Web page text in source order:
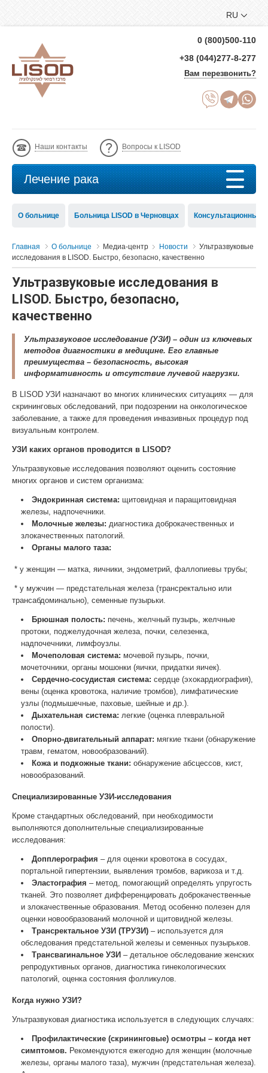
RU
0 (800)500-110
+38 (044)277-8-277
Вам перезвонить?
Наши контакты Вопросы к LISOD
Лечение рака
О больнице Больница LISOD в Черновцах Консультационный
Главная О больнице Медиа-центр Новости
Ультразвуковые
исследования в LISOD. Быстро, безопасно, качественно
Ультразвуковые исследования в
LISOD. Быстро, безопасно,
качественно
Ультразвуковое исследование (УЗИ) – один из ключевых
методов диагностики в медицине. Его главные
преимущества – безопасность, высокая
информативность и отсутствие лучевой нагрузки.
В LISOD УЗИ назначают во многих клинических ситуациях — для
скрининговых обследований, при подозрении на онкологическое
заболевание, а также для проведения инвазивных процедур под
визуальным контролем.
УЗИ каких органов проводится в LISOD?
Ультразвуковые исследования позволяют оценить состояние
многих органов и систем организма:
Эндокринная система: щитовидная и паращитовидная
железы, надпочечники.
Молочные железы: диагностика доброкачественных и
злокачественных патологий.
Органы малого таза:
* у женщин — матка, яичники, эндометрий, фаллопиевы трубы;
* у мужчин — предстательная железа (трансректально или
трансабдоминально), семенные пузырьки.
Брюшная полость: печень, желчный пузырь, желчные
протоки, поджелудочная железа, почки, селезенка,
надпочечники, лимфоузлы.
Мочеполовая система: мочевой пузырь, почки,
мочеточники, органы мошонки (яички, придатки яичек).
Сердечно-сосудистая система: сердце (эхокардиография),
вены (оценка кровотока, наличие тромбов), лимфатические
узлы (подмышечные, паховые, шейные и др.).
Дыхательная система: легкие (оценка плевральной
полости).
Опорно-двигательный аппарат: мягкие ткани (обнаружение
травм, гематом, новообразований).
Кожа и подкожные ткани: обнаружение абсцессов, кист,
новообразований.
Специализированные УЗИ-исследования
Кроме стандартных обследований, при необходимости
выполняются дополнительные специализированные
исследования:
Допплерография – для оценки кровотока в сосудах,
портальной гипертензии, выявления тромбов, варикоза и т.д.
Эластография – метод, помогающий определять упругость
тканей. Это позволяет дифференцировать доброкачественные
и злокачественные образования. Метод особенно полезен для
оценки новообразований молочной и щитовидной железы.
Трансректальное УЗИ (ТРУЗИ) – используется для
обследования предстательной железы и семенных пузырьков.
Трансвагинальное УЗИ – детальное обследование женских
репродуктивных органов, диагностика гинекологических
патологий, оценка состояния фолликулов.
Когда нужно УЗИ?
Ультразвуковая диагностика используется в следующих случаях:
Профилактические (скрининговые) осмотры – когда нет
симптомов. Рекомендуются ежегодно для женщин (молочные
железы, органы малого таза), мужчин (предстательная железа).